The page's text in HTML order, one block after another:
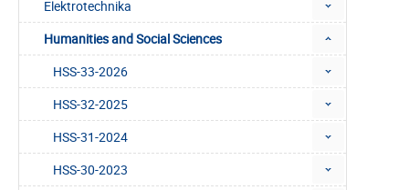
Elektrotechnika
Humanities and Social Sciences
HSS-33-2026
HSS-32-2025
HSS-31-2024
HSS-30-2023